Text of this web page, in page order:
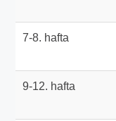
7-8. hafta
9-12. hafta